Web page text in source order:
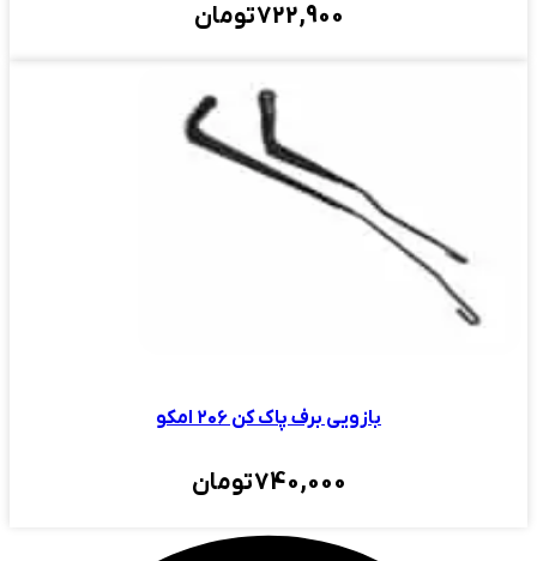
722,900تومان
بازویی برف پاک کن ۲۰۶ امکو
740,000تومان